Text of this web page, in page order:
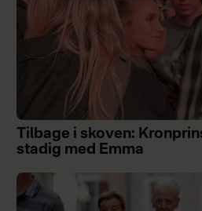
Tilbage i skoven:
stadig med Emma